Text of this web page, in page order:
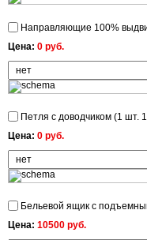
Направляющие 100%
Цена: 0 руб.
Петля с доводчиком (1 шт.
Цена: 0 руб.
Бельевой ящик с
Цена: 10500 руб.